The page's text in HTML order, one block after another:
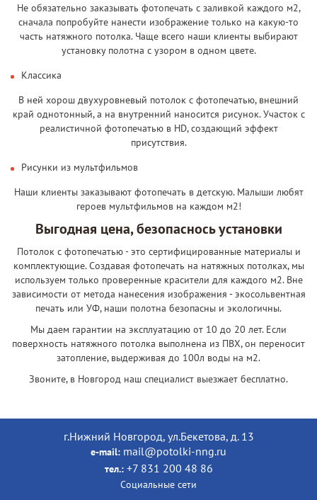
Не обязательно заказывать фотопечать с заливкой каждого м2,
сначала попробуйте нанести изображение только на какую-то
часть натяжного потолка. Чаще всего наши клиенты выбирают
установку полотна с узором в одном цвете.
Классика
В ней хорош двухуровневый потолок с фотопечатью, внешний
край однотонный, а на внутренний наносится рисунок. Участок с
реалистичной фотопечатью в HD, создающий эффект
присутствия.
Рисунки из мультфильмов
Наши клиенты заказывают фотопечать в детскую. Малыши любят
героев мультфильмов на каждом м2!
Выгодная цена, безопаснось установки
Потолок с фотопечатью - это сертифицированные материалы и
комплектующие. Создавая фотопечать на натяжных потолках, мы
используем только проверенные красители для каждого м2. Вне
зависимости от метода нанесения изображения - экосольвентная
печать или УФ, наши полотна безопасны и экологичны.
Мы даем гарантии на эксплуатацию от 10 до 20 лет. Если
поверхность натяжного потолка выполнена из ПВХ, он переносит
затопление, выдерживая до 100л воды на м2.
Звоните, в Новгород наш специалист выезжает бесплатно.
г.Нижний Новгород, ул.Бекетова, д. 13
e-mail: mail@potolki-nng.ru
тел.: +7 831 200 48 86
Социальные сети